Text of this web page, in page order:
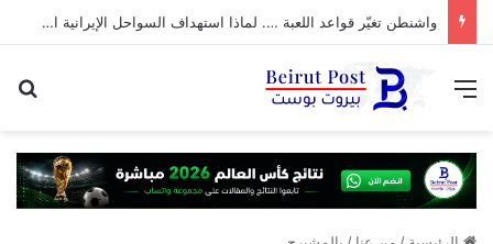
واشنطن تغيّر قواعد اللعبة …. لماذا استهداف السواحل الإيرانية الآن؟
القائمة